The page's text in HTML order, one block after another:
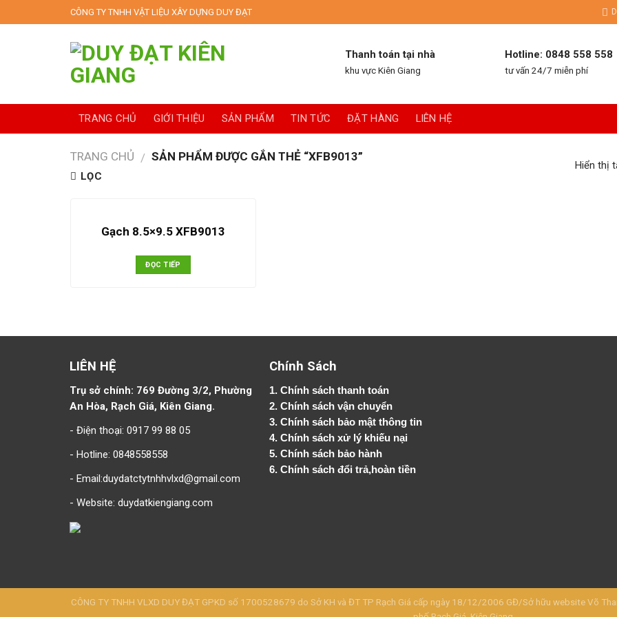
to
CÔNG TY TNHH VẬT LIỆU XÂY DỰNG DUY ĐẠT
Thanh toán tại nhà
khu vực Kiên Giang
Hotline: 0848 558 558
tư vấn 24/7 miễn phí
TRANG CHỦ GIỚI THIỆU SẢN PHẨM TIN TỨC ĐẶT HÀNG LIÊN HỆ
TRANG CHỦ / SẢN PHẨM ĐƯỢC GẮN THẺ “XFB9013”
LỌC
Hiển thị
Gạch 8.5×9.5 XFB9013
ĐỌC TIẾP
LIÊN HỆ
Trụ sở chính: 769 Đường 3/2, Phường
An Hòa, Rạch Giá, Kiên Giang.
- Điện thoại: 0917 99 88 05
- Hotline: 0848558558
- Email:duydatctytnhhvlxd@gmail.com
- Website: duydatkiengiang.com
Chính Sách
1.Chính sách thanh toán
2.Chính sách vận chuyển
3. Chính sách bảo mật thông tin
4.Chính sách xử lý khiếu nại
5.Chính sách bảo hành
6.Chính sách đổi trả,hoàn tiền
CÔNG TY TNHH VLXD DUY ĐẠT GPKD số 1700528679 do Sở KH và ĐT TP Rạch Giá cấp ngày 18/12/2006 GĐ/Sở hữu website Võ